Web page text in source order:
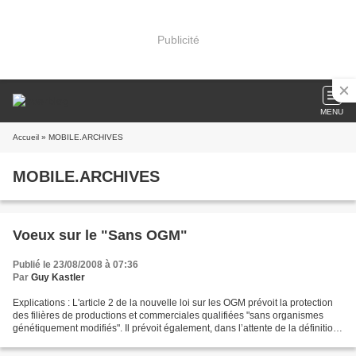
Publicité
MENU
Accueil » MOBILE.ARCHIVES
MOBILE.ARCHIVES
Voeux sur le "Sans OGM"
Publié le 23/08/2008 à 07:36
Par Guy Kastler
Explications : L'article 2 de la nouvelle loi sur les OGM prévoit la protection
des filières de productions et commerciales qualifiées "sans organismes
génétiquement modifiés". Il prévoit également, dans l’attente de la définition